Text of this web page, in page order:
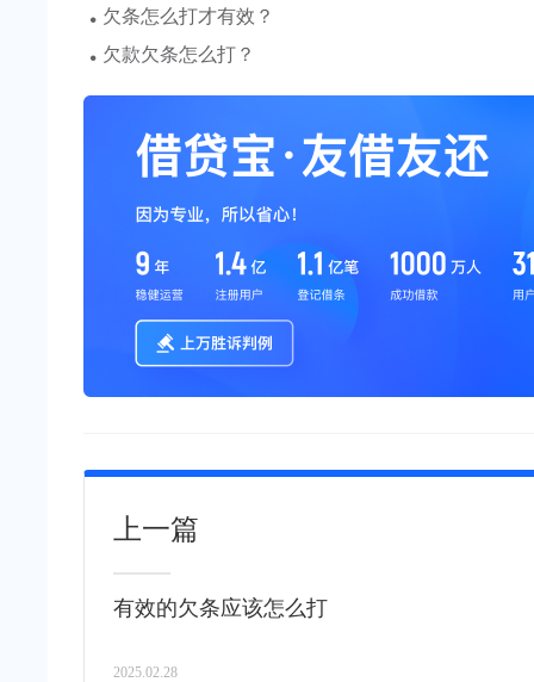
· 欠条怎么打才有效？
· 欠款欠条怎么打？
上一篇
有效的欠条应该怎么打
2025.02.28